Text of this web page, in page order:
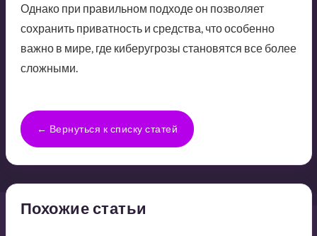
Однако при правильном подходе он позволяет
сохранить приватность и средства, что особенно
важно в мире, где киберугрозы становятся все более
сложными.
← Вернуться к списку статей
Похожие статьи